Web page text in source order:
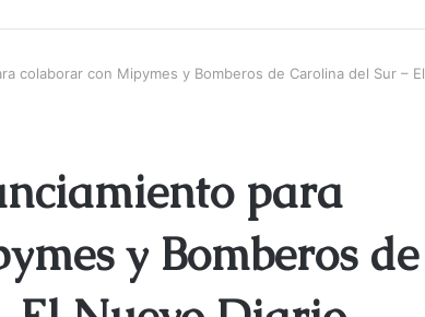
colaborar con Mipymes y Bomberos de Carolina del Sur – El
para
y Bomberos de